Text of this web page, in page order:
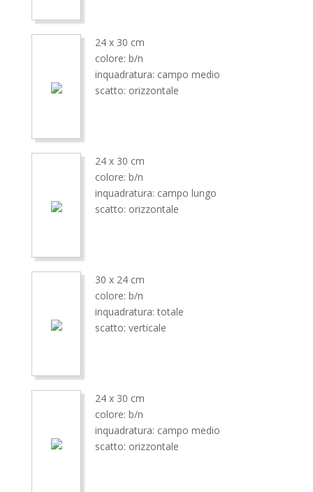
24 x 30 cm
colore: b/n
inquadratura: campo medio
scatto: orizzontale
24 x 30 cm
colore: b/n
inquadratura: campo lungo
scatto: orizzontale
30 x 24 cm
colore: b/n
inquadratura: totale
scatto: verticale
24 x 30 cm
colore: b/n
inquadratura: campo medio
scatto: orizzontale